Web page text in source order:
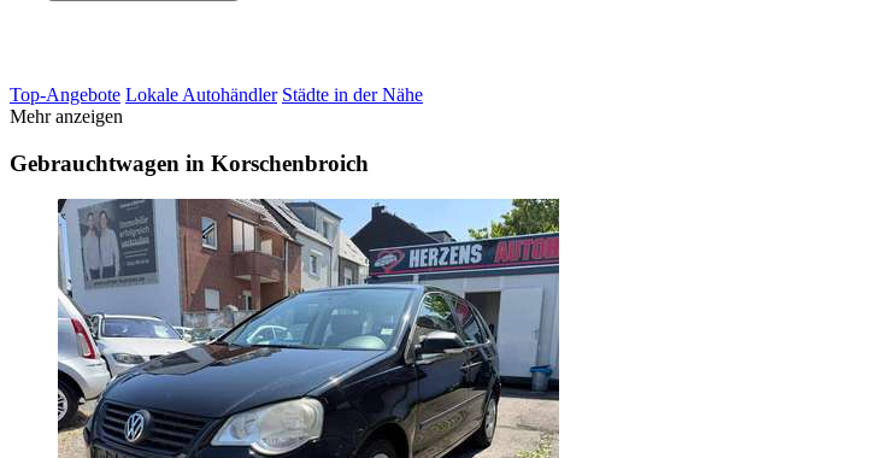
Top-Angebote Lokale Autohändler Städte in der Nähe
Mehr anzeigen
Gebrauchtwagen in Korschenbroich